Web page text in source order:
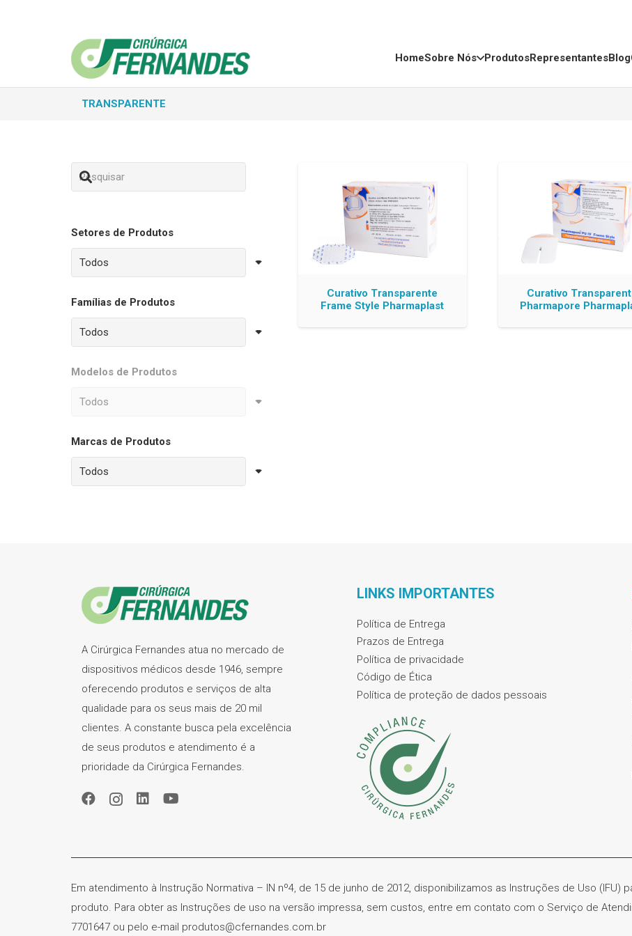
HomeSobre Nós ProdutosRepresentantesBlog
TRANSPARENTE
Setores de Produtos
Famílias de Produtos
Modelos de Produtos
Marcas de Produtos
Curativo Transparente
Frame Style Pharmaplast
Curativo
Pharmapore
A Cirúrgica Fernandes atua no mercado de
dispositivos médicos desde 1946, sempre
oferecendo produtos e serviços de alta
qualidade para os seus mais de 20 mil
clientes. A constante busca pela excelência
de seus produtos e atendimento é a
prioridade da Cirúrgica Fernandes.
LINKS IMPORTANTES
Política de Entrega
Prazos de Entrega
Política de privacidade
Código de Ética
Política de proteção de dados pessoais
Em atendimento à Instrução Normativa – IN nº4, de 15 de junho de 2012, disponibilizamos as Instruções de Uso (IFU)
produto. Para obter as Instruções de uso na versão impressa, sem custos, entre em contato com o Serviço de
7701647 ou pelo e-mail produtos@cfernandes.com.br